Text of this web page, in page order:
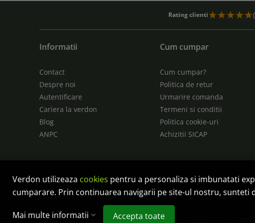
Rating clienti
Informatii
Contact
Despre noi
Autentificare
Cariera la verdon
Blog
ANPC
Cum cumpar
Cum cumpar?
Politica de retur
Urmarire comanda
Termeni si conditii
Politica cookie-uri
Achizitii SICAP
Controlează-ți confidențialitatea Anulare comanda
SC Verdon Solution SRL este operator de date cu caracter personal:
Verdon utilizeaza cookies pentru a personaliza si imbunatati
cumparare. Prin continuarea navigarii pe site-ul nostru, sunteti
Mai multe informatii Accepta toate